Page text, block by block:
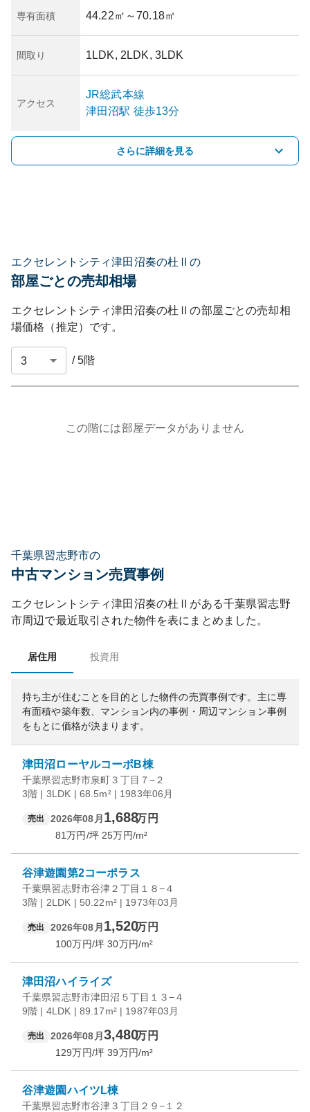
専有面積 44.22㎡ ～70.18㎡
間取り 1LDK, 2LDK, 3LDK
アクセス
JR総武本線
津田沼駅 徒歩13分
さらに詳細を見る
エクセレントシティ津田沼奏の杜Ⅱの
部屋ごとの売却相場
エクセレントシティ津田沼奏の杜Ⅱの部屋ごとの売却相
場価格（推定）です。
/5階
この階には部屋データがありません
千葉県習志野市の
中古マンション売買事例
エクセレントシティ津田沼奏の杜Ⅱ がある千葉県習志野
市周辺で最近取引された物件を表にまとめました。
居住用 投資用
持ち主が住むことを目的とした物件の売買事例です。 主に専
有面積や築年数、マンション内の事例・周辺マンション事例
をもとに価格が決まります。
津田沼ローヤルコーポB棟
千葉県習志野市泉町３丁目７−２
3階 | 3LDK | 68.5m² | 1983年06月
売出 2026年08月 1,688万円
81万円/坪 25万円/m²
谷津遊園第2コーポラス
千葉県習志野市谷津２丁目１８−４
3階 | 2LDK | 50.22m² | 1973年03月
売出 2026年08月 1,520万円
100万円/坪 30万円/m²
津田沼ハイライズ
千葉県習志野市津田沼５丁目１３−４
9階 | 4LDK | 89.17m² | 1987年03月
売出 2026年08月 3,480万円
129万円/坪 39万円/m²
谷津遊園ハイツL棟
千葉県習志野市谷津３丁目２９−１２